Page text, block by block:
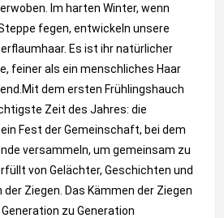
Im harten Winter, wenn
fegen, entwickeln unsere
Es ist ihr natürlicher
feiner als ein menschliches Haar
dem ersten Frühlingshauch
Zeit des Jahres: die
Fest der Gemeinschaft, bei dem
versammeln, um gemeinsam zu
von Gelächter, Geschichten und
Ziegen. Das Kämmen der Ziegen
zu Generation